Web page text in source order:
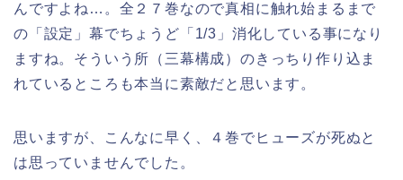
んですよね…。全２７巻なので真相に触れ始まるまで
の「設定」幕でちょうど「1/3」消化している事になり
ますね。そういう所（三幕構成）のきっちり作り込ま
れているところも本当に素敵だと思います。
思いますが、こんなに早く、４巻でヒューズが死ぬと
は思っていませんでした。